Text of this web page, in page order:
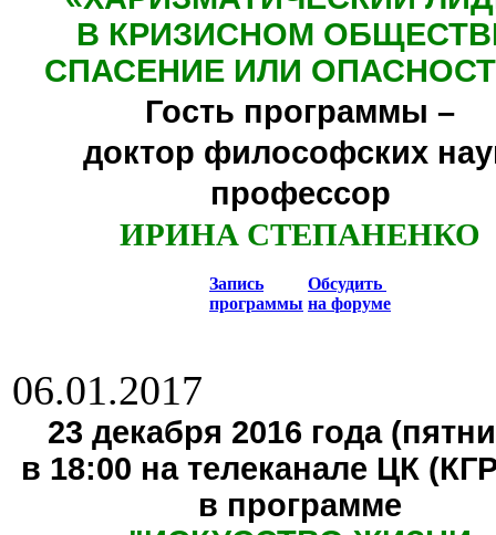
В КРИЗИСНОМ
СПАСЕНИЕ ИЛИ
Гость программы –
доктор философских
профессор
ИРИНА СТЕПАНЕНКО
Запись
программы
Обсудить
на форуме
06.01.2017
23 декабря 2016 года
в 18:00 на телеканале ЦК
в программе